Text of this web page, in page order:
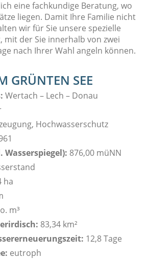
eine fachkundige Beratung, wo
liegen. Damit Ihre Familie nicht
wir für Sie unsere spezielle
mit der Sie innerhalb von zwei
nach Ihrer Wahl angeln können.
GRÜNTEN SEE
Wertach – Lech – Donau
Hochwasserschutz
876,00 müNN
ha
m³
83,34 km²
12,8 Tage
eutroph